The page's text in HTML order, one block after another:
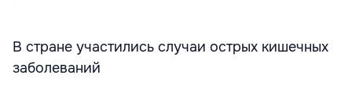
В стране участились случаи острых кишечных
заболеваний